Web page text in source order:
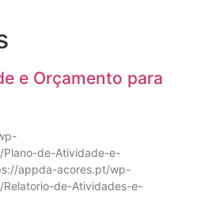
e Orçamento para
de-Atividade-e-
appda-acores.pt/wp-
de-Atividades-e-